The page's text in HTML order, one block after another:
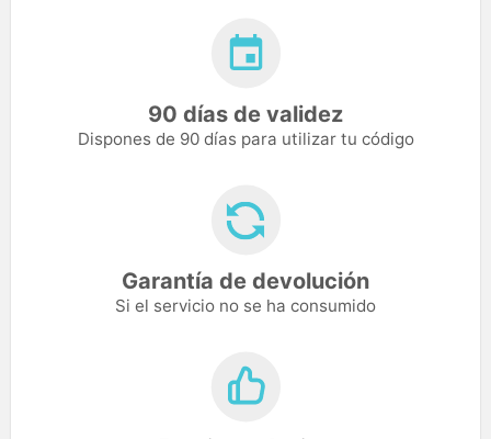
90 días de validez
Dispones de 90 días para utilizar tu código
Garantía de devolución
Si el servicio no se ha consumido